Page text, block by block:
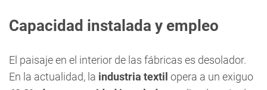
Capacidad instalada y empleo
El paisaje en el interior de las fábricas es desolador.
En la actualidad, la industria textil opera a un exiguo